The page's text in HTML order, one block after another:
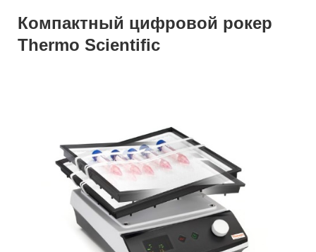
Компактный цифровой рокер
Thermo Scientific